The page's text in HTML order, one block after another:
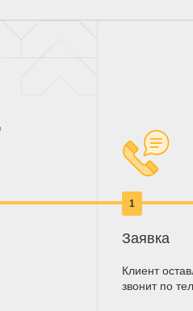
1
Заявка
Клиент
звонит по